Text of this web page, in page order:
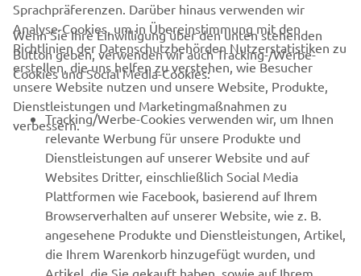
UNTERNEHMEN
B2B
MEHR YAMAHA
SUPPORT
NEWSLETTER
Sprachpräferenzen. Darüber hinaus verwenden wir
Analyse-Cookies, um in Übereinstimmung mit den
Richtlinien der Datenschutzbehörden Nutzerstatistiken zu
erstellen, die uns helfen zu verstehen, wie Besucher
unsere Website nutzen und unsere Website, Produkte,
Dienstleistungen und Marketingmaßnahmen zu
verbessern.
Wenn Sie Ihre Einwilligung über den unten stehenden
Button geben, verwenden wir auch Tracking-/Werbe-
Cookies und Social Media-Cookies:
Tracking/Werbe-Cookies verwenden wir, um Ihnen
relevante Werbung für unsere Produkte und
Dienstleistungen auf unserer Website und auf
Websites Dritter, einschließlich Social Media
Plattformen wie Facebook, basierend auf Ihrem
Browserverhalten auf unserer Website, wie z. B.
angesehene Produkte und Dienstleistungen, Artikel,
die Ihrem Warenkorb hinzugefügt wurden, und
Artikel, die Sie gekauft haben, sowie auf Ihrem